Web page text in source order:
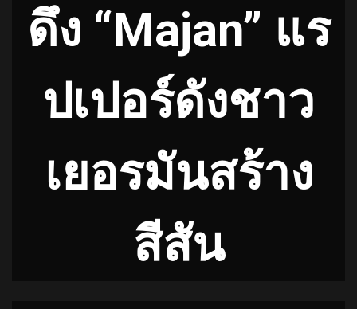
ดึง “Majan” แร
ปเปอร์ดังชาว
เยอรมันสร้าง
สีสัน